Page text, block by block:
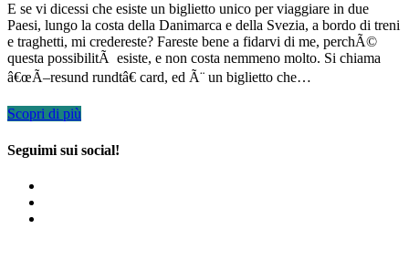
E se vi dicessi che esiste un biglietto unico per viaggiare in due
Paesi, lungo la costa della Danimarca e della Svezia, a bordo di treni
e traghetti, mi credereste? Fareste bene a fidarvi di me, perchÃ©
questa possibilitÃ esiste, e non costa nemmeno molto. Si chiama
â€œÃ–resund rundtâ€ card, ed Ã¨ un biglietto che…
Scopri di più
Seguimi sui social!